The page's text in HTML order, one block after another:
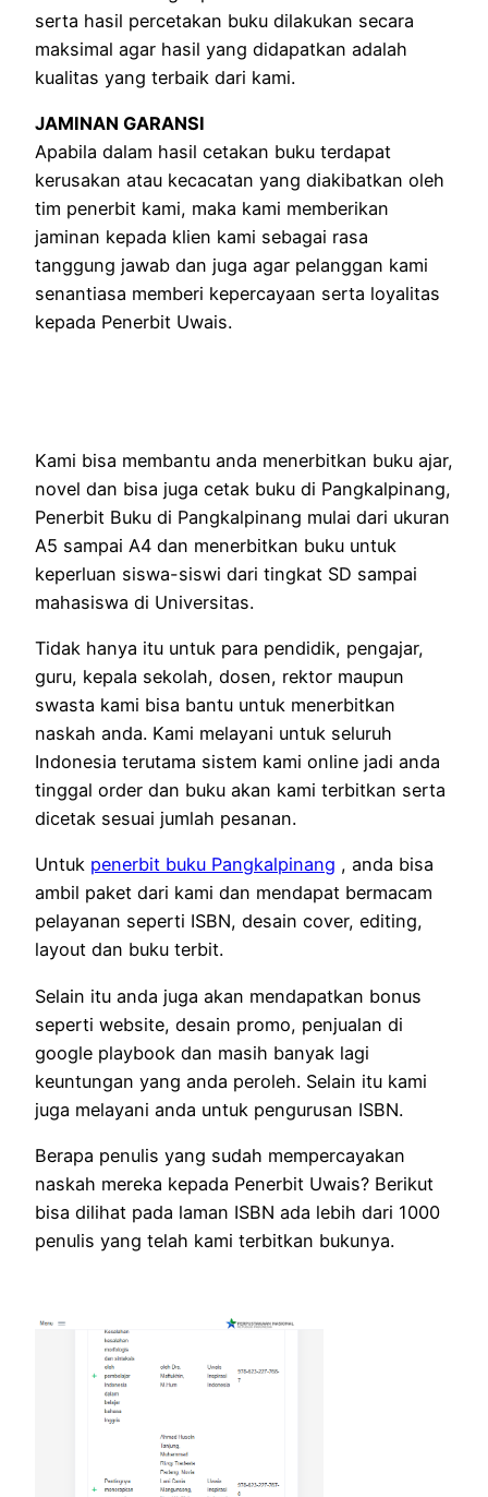
serta hasil percetakan buku dilakukan secara
maksimal agar hasil yang didapatkan adalah
kualitas yang terbaik dari kami.
JAMINAN GARANSI
Apabila dalam hasil cetakan buku terdapat
kerusakan atau kecacatan yang diakibatkan oleh
tim penerbit kami, maka kami memberikan
jaminan kepada klien kami sebagai rasa
tanggung jawab dan juga agar pelanggan kami
senantiasa memberi kepercayaan serta loyalitas
kepada Penerbit Uwais.
Kami bisa membantu anda menerbitkan buku ajar,
novel dan bisa juga cetak buku di Pangkalpinang,
Penerbit Buku di Pangkalpinang mulai dari ukuran
A5 sampai A4 dan menerbitkan buku untuk
keperluan siswa-siswi dari tingkat SD sampai
mahasiswa di Universitas.
Tidak hanya itu untuk para pendidik, pengajar,
guru, kepala sekolah, dosen, rektor maupun
swasta kami bisa bantu untuk menerbitkan
naskah anda. Kami melayani untuk seluruh
Indonesia terutama sistem kami online jadi anda
tinggal order dan buku akan kami terbitkan serta
dicetak sesuai jumlah pesanan.
Untuk penerbit buku Pangkalpinang , anda bisa
ambil paket dari kami dan mendapat bermacam
pelayanan seperti ISBN, desain cover, editing,
layout dan buku terbit.
Selain itu anda juga akan mendapatkan bonus
seperti website, desain promo, penjualan di
google playbook dan masih banyak lagi
keuntungan yang anda peroleh. Selain itu kami
juga melayani anda untuk pengurusan ISBN.
Berapa penulis yang sudah mempercayakan
naskah mereka kepada Penerbit Uwais? Berikut
bisa dilihat pada laman ISBN ada lebih dari 1000
penulis yang telah kami terbitkan bukunya.